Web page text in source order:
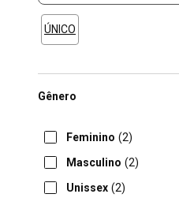
ÚNICO
Gênero
Feminino (2)
Masculino (2)
Unissex (2)